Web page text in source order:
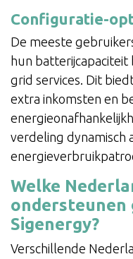
Configuratie-
De meeste
hun
grid services. Dit
extra inkomsten en
verdeling dynamisch
Welke
ondersteunen
Sigenergy?
Verschillende